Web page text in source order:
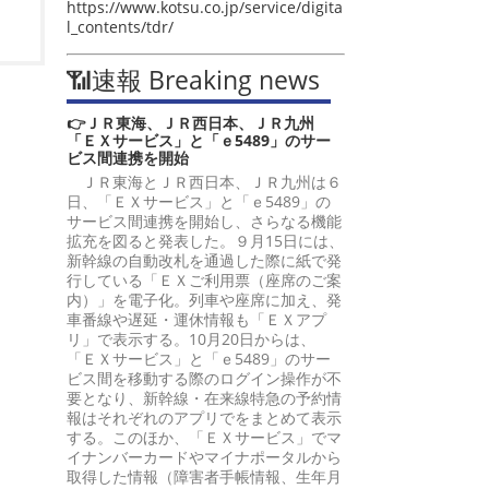
https://www.kotsu.co.jp/service/digita
l_contents/tdr/
📶速報 Breaking news
👉ＪＲ東海、ＪＲ西日本、ＪＲ九州
「ＥＸサービス」と「ｅ5489」のサー
ビス間連携を開始
ＪＲ東海とＪＲ西日本、ＪＲ九州は６
日、「ＥＸサービス」と「ｅ5489」の
サービス間連携を開始し、さらなる機能
拡充を図ると発表した。９月15日には、
新幹線の自動改札を通過した際に紙で発
行している「ＥＸご利用票（座席のご案
内）」を電子化。列車や座席に加え、発
車番線や遅延・運休情報も「ＥＸアプ
リ」で表示する。10月20日からは、
「ＥＸサービス」と「ｅ5489」のサー
ビス間を移動する際のログイン操作が不
要となり、新幹線・在来線特急の予約情
報はそれぞれのアプリでをまとめて表示
する。このほか、「ＥＸサービス」でマ
イナンバーカードやマイナポータルから
取得した情報（障害者手帳情報、生年月